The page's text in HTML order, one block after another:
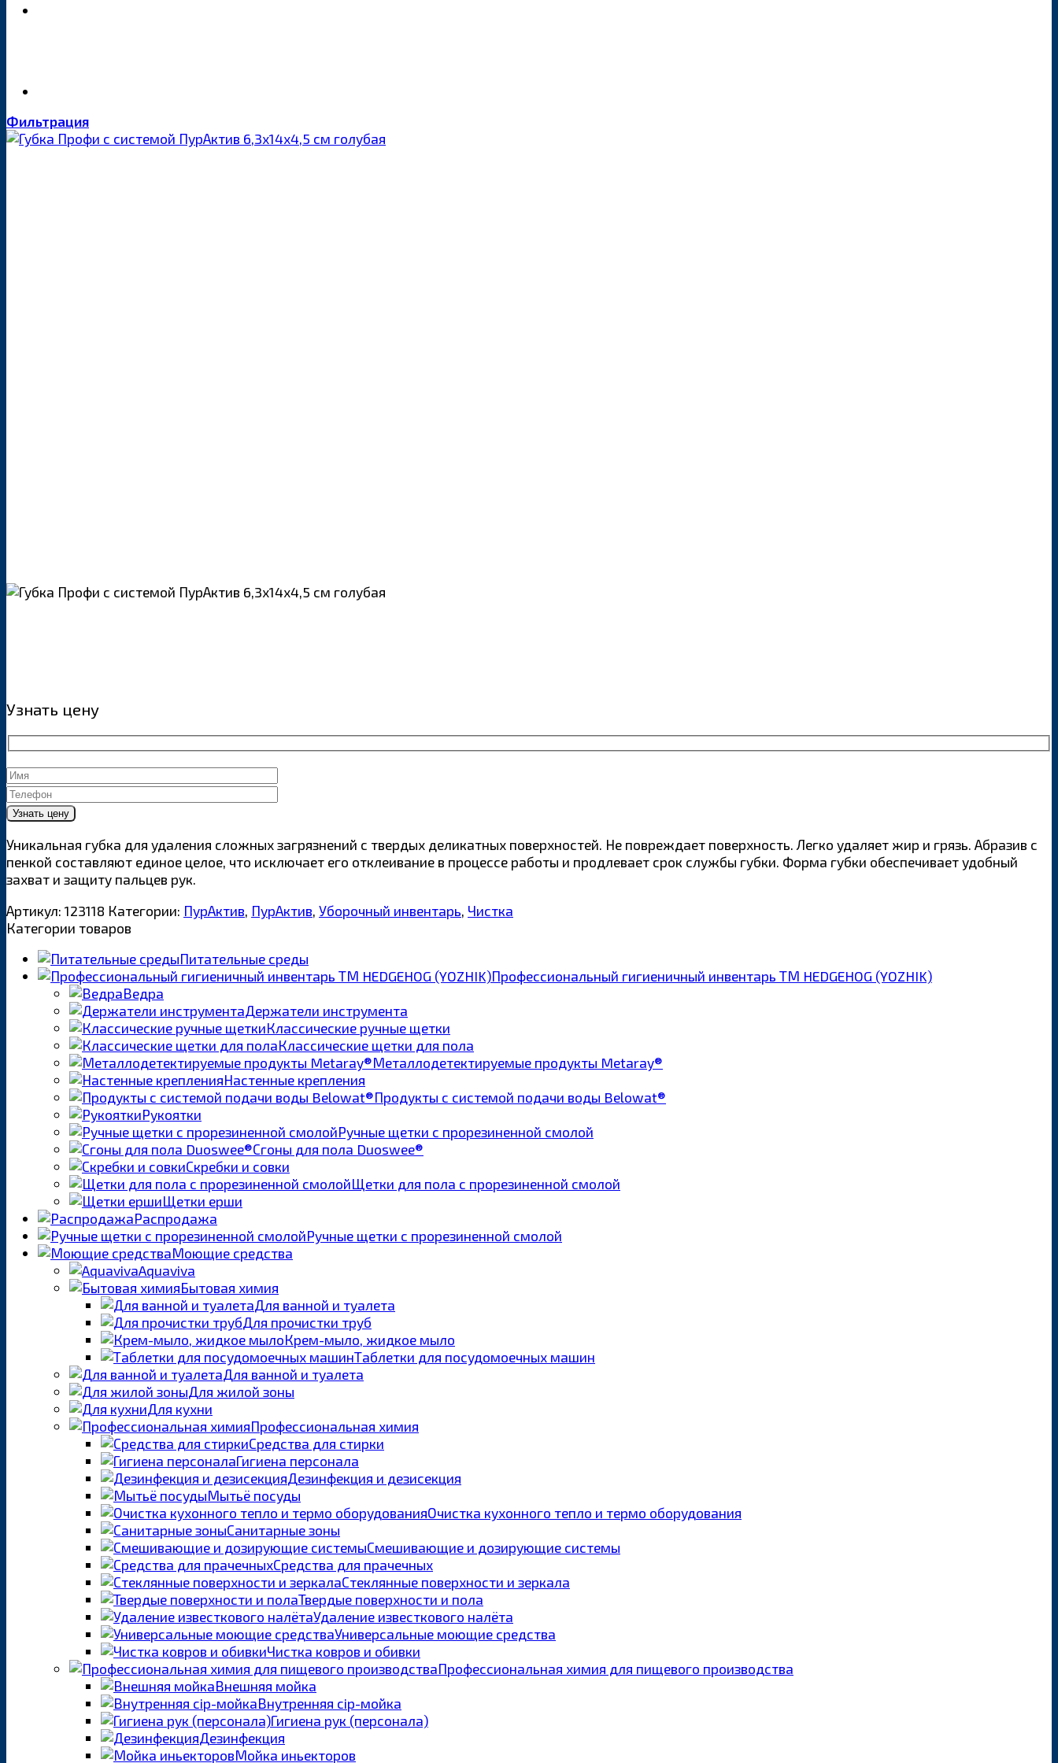
Фильтрация
Узнать цену
Уникальная губка для удаления сложных загрязнений с твердых деликатных поверхностей. Не повреждает поверхность. Легко удаляет жир и грязь. Абразив с
пенкой составляют единое целое, что исключает его отклеивание в процессе работы и продлевает срок службы губки. Форма губки обеспечивает удобный
захват и защиту пальцев рук.
Артикул: 123118 Категории: ПурАктив, ПурАктив, Уборочный инвентарь, Чистка
Категории товаров
Питательные среды
Профессиональный гигиеничный инвентарь ТМ HEDGEHOG (YOZHIK)
Ведра
Держатели инструмента
Классические ручные щетки
Классические щетки для пола
Металлодетектируемые продукты Metaray®
Настенные крепления
Продукты с системой подачи воды Belowat®
Рукоятки
Ручные щетки с прорезиненной смолой
Сгоны для пола Duoswee®
Скребки и совки
Щетки для пола с прорезиненной смолой
Щетки ерши
Распродажа
Ручные щетки с прорезиненной смолой
Моющие средства
Aquaviva
Бытовая химия
Для ванной и туалета
Для прочистки труб
Крем-мыло, жидкое мыло
Таблетки для посудомоечных машин
Для ванной и туалета
Для жилой зоны
Для кухни
Профессиональная химия
Средства для стирки
Гигиена персонала
Дезинфекция и дезисекция
Мытьё посуды
Очистка кухонного тепло и термо оборудования
Санитарные зоны
Смешивающие и дозирующие системы
Средства для прачечных
Стеклянные поверхности и зеркала
Твердые поверхности и пола
Удаление известкового налёта
Универсальные моющие средства
Чистка ковров и обивки
Профессиональная химия для пищевого производства
Внешняя мойка
Внутренняя cip-мойка
Гигиена рук (персонала)
Дезинфекция
Мойка иньекторов